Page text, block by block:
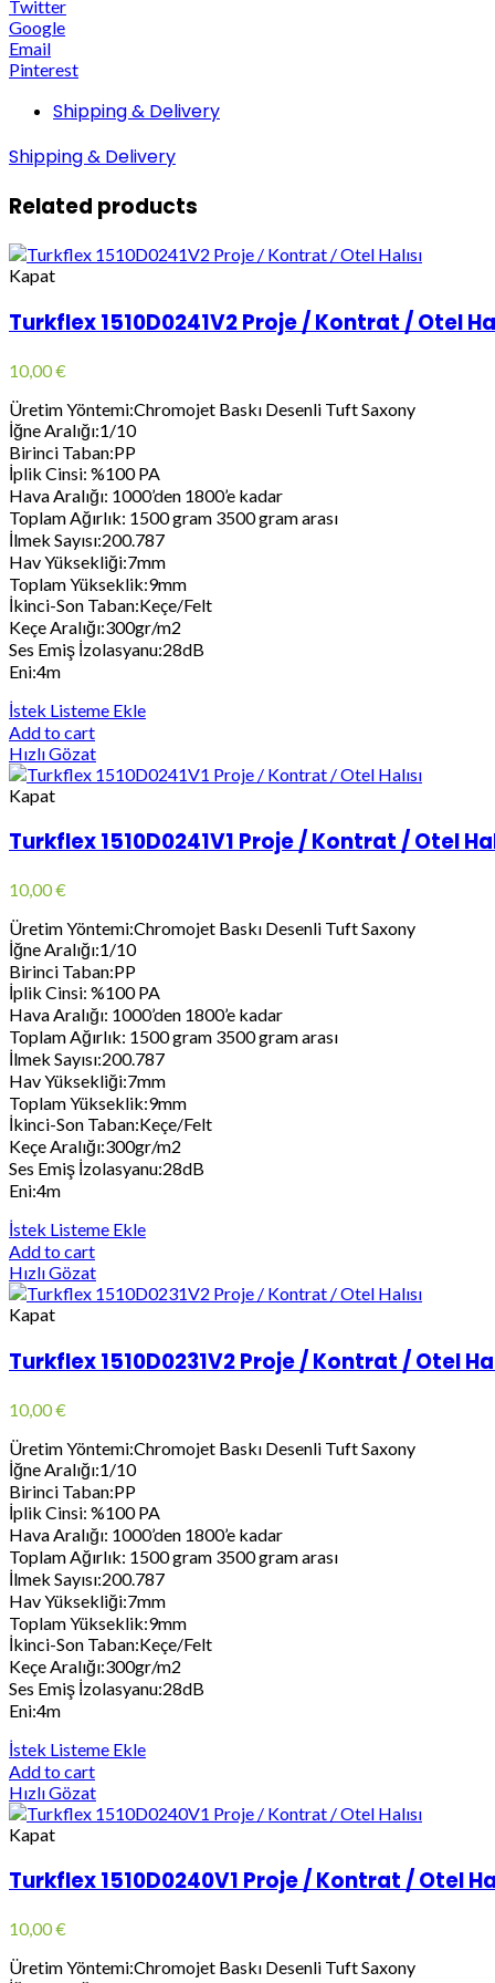
Twitter
Google
Email
Pinterest
Shipping & Delivery
Shipping & Delivery
Related products
Kapat
Turkflex 1510D0241V2 Proje / Kontrat / Otel
10,00€
Üretim Yöntemi:Chromojet Baskı Desenli Tuft Saxony
İğne Aralığı:1/10
Birinci Taban:PP
İplik Cinsi: %100 PA
Hava Aralığı: 1000’den 1800’e kadar
Toplam Ağırlık: 1500 gram 3500 gram arası
İlmek Sayısı:200.787
Hav Yüksekliği:7mm
Toplam Yükseklik:9mm
İkinci-Son Taban:Keçe/Felt
Keçe Aralığı:300gr/m2
Ses Emiş İzolasyanu:28dB
Eni:4m
İstek Listeme Ekle
Add to cart
Hızlı Gözat
Kapat
Turkflex 1510D0241V1 Proje / Kontrat / Otel
10,00€
Üretim Yöntemi:Chromojet Baskı Desenli Tuft Saxony
İğne Aralığı:1/10
Birinci Taban:PP
İplik Cinsi: %100 PA
Hava Aralığı: 1000’den 1800’e kadar
Toplam Ağırlık: 1500 gram 3500 gram arası
İlmek Sayısı:200.787
Hav Yüksekliği:7mm
Toplam Yükseklik:9mm
İkinci-Son Taban:Keçe/Felt
Keçe Aralığı:300gr/m2
Ses Emiş İzolasyanu:28dB
Eni:4m
İstek Listeme Ekle
Add to cart
Hızlı Gözat
Kapat
Turkflex 1510D0231V2 Proje / Kontrat / Otel
10,00€
Üretim Yöntemi:Chromojet Baskı Desenli Tuft Saxony
İğne Aralığı:1/10
Birinci Taban:PP
İplik Cinsi: %100 PA
Hava Aralığı: 1000’den 1800’e kadar
Toplam Ağırlık: 1500 gram 3500 gram arası
İlmek Sayısı:200.787
Hav Yüksekliği:7mm
Toplam Yükseklik:9mm
İkinci-Son Taban:Keçe/Felt
Keçe Aralığı:300gr/m2
Ses Emiş İzolasyanu:28dB
Eni:4m
İstek Listeme Ekle
Add to cart
Hızlı Gözat
Kapat
Turkflex 1510D0240V1 Proje / Kontrat / Otel
10,00€
Üretim Yöntemi:Chromojet Baskı Desenli Tuft Saxony